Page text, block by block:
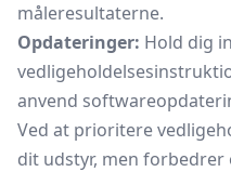
måleresultaterne.
Opdateringer: Hold dig
anvend
Ved at prioritere
dit udstyr, men